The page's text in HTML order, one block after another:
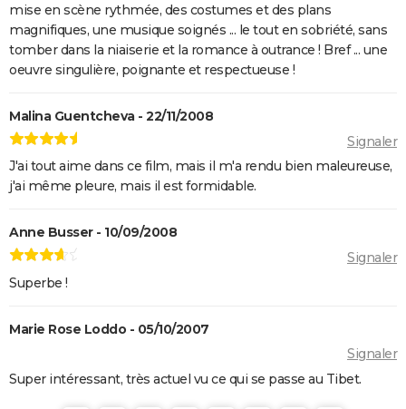
mise en scène rythmée, des costumes et des plans
magnifiques, une musique soignés ... le tout en sobriété, sans
tomber dans la niaiserie et la romance à outrance ! Bref ... une
oeuvre singulière, poignante et respectueuse !
Malina Guentcheva - 22/11/2008
Signaler
J'ai tout aime dans ce film, mais il m'a rendu bien maleureuse,
j'ai même pleure, mais il est formidable.
Anne Busser - 10/09/2008
Signaler
Superbe !
Marie Rose Loddo - 05/10/2007
Signaler
Super intéressant, très actuel vu ce qui se passe au Tibet.